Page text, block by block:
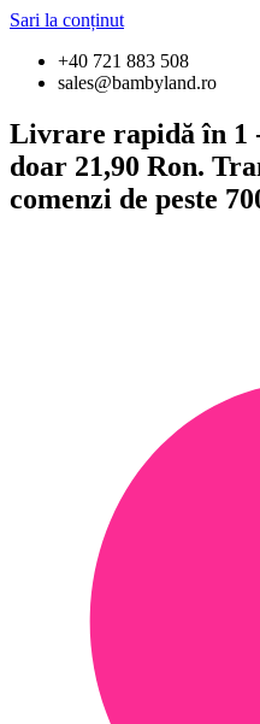
Sari la conținut
+40 721 883 508
sales@bambyland.ro
Livrare rapidă în 1
doar 21,90 Ron.
comenzi de peste